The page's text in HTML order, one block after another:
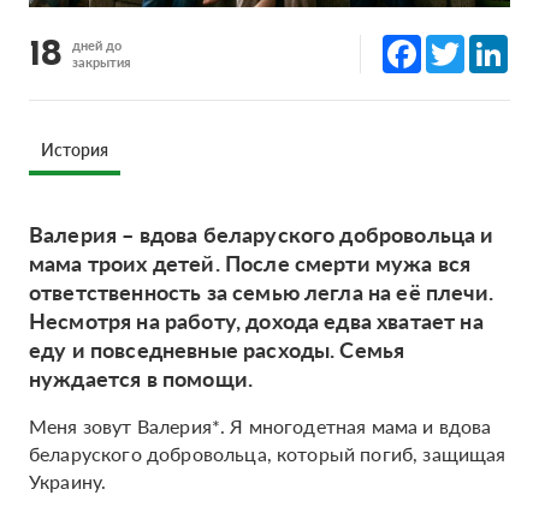
18
дней до
закрытия
Facebook
Twitter
История
Валерия – вдова беларуского добровольца и
мама троих детей. После смерти мужа вся
ответственность за семью легла на её плечи.
Несмотря на работу, дохода едва хватает на
еду и повседневные расходы. Семья
нуждается в помощи.
Меня зовут Валерия*. Я многодетная мама и вдова
беларуского добровольца, который погиб, защищая
Украину.